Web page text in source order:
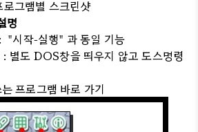
그램별 스크린샷
명
: "시작-실행" 과 동일 기능
: 별도 DOS창을 띄우지 않고 도스명령
프로그램 바로 가기